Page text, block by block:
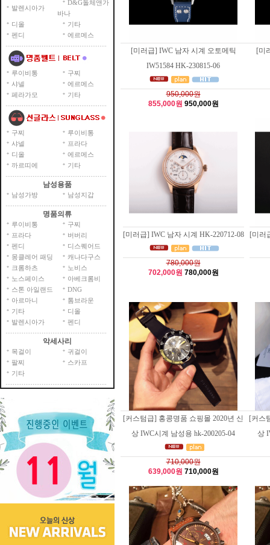
발렌시아가
D&G돌체앤가
바나
디올
기타
펜디
에르메스
루이비통
구찌
샤넬
에르메스
페라가모
기타
구찌
루이비통
샤넬
프라다
디올
에르메스
까르띠에
기타
남성용품
남성가방 남성지갑
명품의류
루이비통
구찌
프라다
버버리
펜디
디스퀘어드
몽클레어 패딩
캐나다구스
크롬하츠
노비스
노스페이스
아베크롬비
스톤 아일랜드
DNG
아르마니
톰브라운
기타
디올
발렌시아가
펜디
악세사리
목걸이
귀걸이
팔찌
스카프
기타
[미러급] IWC 남자 시계 오토메틱
IW51584 HK-230815-06
950,000원
855,000원 950,000원
[미
[미러급] IWC 남자 시계 HK-220712-08
780,000원
702,000원 780,000원
[미러
[커스텀급] 홍콩명품 쇼핑몰 2020년 신
상 IWC시계 남성용 hk-200205-04
710,000원
639,000원 710,000원
[커스
상